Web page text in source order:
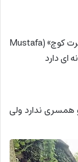
ملیسا در حال حاضر با بازیگر ترکیه ای «مصطفی مرت کوچ» (Mustafa
همسری ندارد ولی